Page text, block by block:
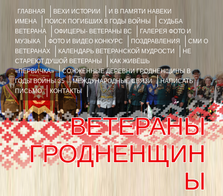
ГЛАВНАЯ ВЕХИ ИСТОРИИ
И В ПАМЯТИ НАВЕКИ
ИМЕНА
ПОИСК ПОГИБШИХ В ГОДЫ ВОЙНЫ
СУДЬБА
ВЕТЕРАНА
ОФИЦЕРЫ- ВЕТЕРАНЫ ВС
ГАЛЕРЕЯ ФОТО И
МУЗЫКА
ФОТО И ВИДЕО КОНКУРС ПОЗДРАВЛЕНИЯ
СМИ О
ВЕТЕРАНАХ
КАЛЕНДАРЬ ВЕТЕРАНСКОЙ МУДРОСТИ
НЕ
СТАРЕЮТ ДУШОЙ ВЕТЕРАНЫ
КАК ЖИВЁШЬ
«ПЕРВИЧКА»
СОЖЖЁННЫЕ ДЕРЕВНИ ГРОДНЕНЩИНЫ В
ГОДЫ ВОЙНЫ 35
МЕЖДУНАРОДНЫЕ СВЯЗИ
НАПИСАТЬ
ПИСЬМО
КОНТАКТЫ
ВЕТЕРАНЫ
ГРОДНЕНЩИН
Ы